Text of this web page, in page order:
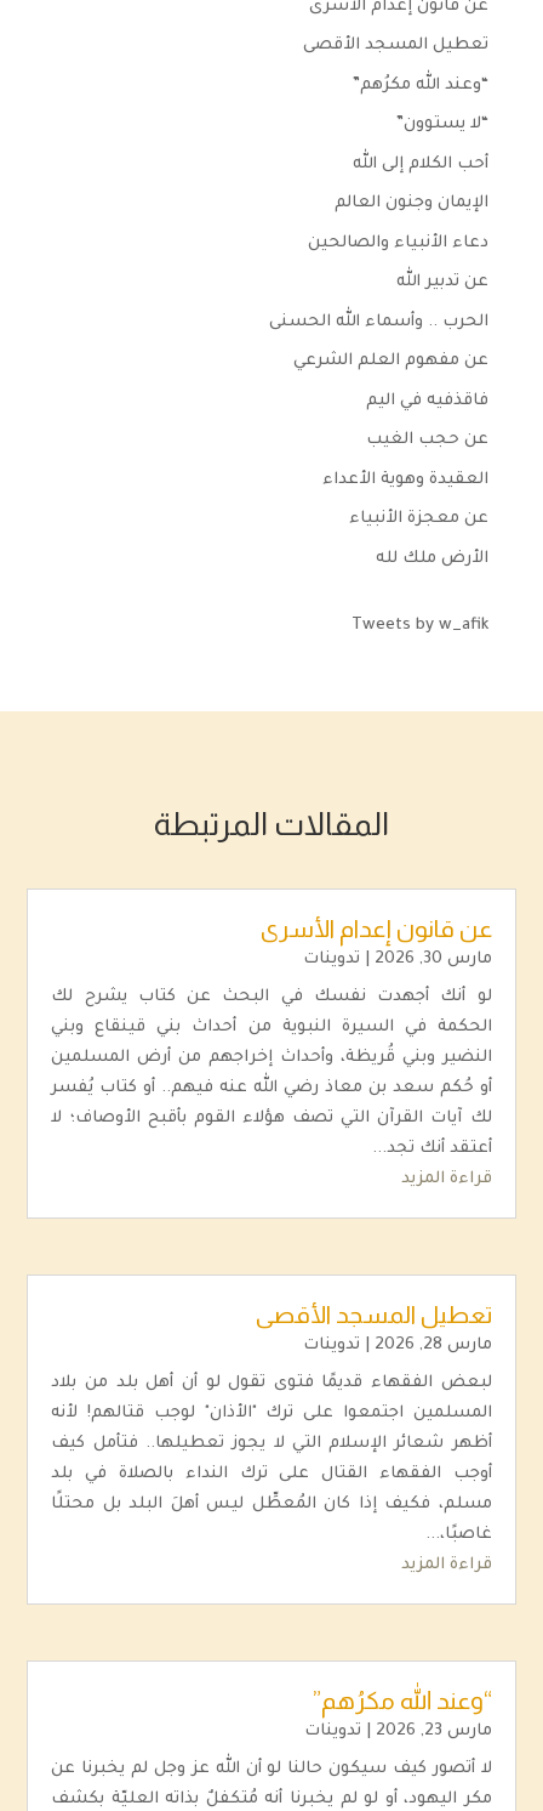
عن قانون إعدام الأسرى
تعطيل المسجد الأقصى
“وعند الله مكرُهم”
“لا يستوون”
أحب الكلام إلى الله
الإيمان وجنون العالم
دعاء الأنبياء والصالحين
عن تدبير الله
الحرب .. وأسماء الله الحسنى
عن مفهوم العلم الشرعي
فاقذفيه في اليم
عن حجب الغيب
العقيدة وهوية الأعداء
عن معجزة الأنبياء
الأرض ملك لله
Tweets by w_afik
المقالات المرتبطة
عن قانون إعدام الأسرى
مارس 30, 2026 تدوينات
لو أنك أجهدت نفسك في البحث عن كتاب يشرح لك
الحكمة في السيرة النبوية من أحداث بني قينقاع وبني
النضير وبني قُريظة، وأحداث إخراجهم من أرض المسلمين
أو حُكم سعد بن معاذ رضي الله عنه فيهم.. أو كتاب يُفسر
لك آيات القرآن التي تصف هؤلاء القوم بأقبح الأوصاف؛ لا
أعتقد أنك تجد...
قراءة المزيد
تعطيل المسجد الأقصى
مارس 28, 2026 تدوينات
لبعض الفقهاء قديمًا فتوى تقول لو أن أهل بلد من بلاد
المسلمين اجتمعوا على ترك "الأذان" لوجب قتالهم! لأنه
أظهر شعائر الإسلام التي لا يجوز تعطيلها.. فتأمل كيف
أوجب الفقهاء القتال على ترك النداء بالصلاة في بلد
مسلم، فكيف إذا كان المُعطِّل ليس أهلَ البلد بل محتلًا
غاصبًا،...
قراءة المزيد
“وعند الله مكرُهم”
مارس 23, 2026 تدوينات
لا أتصور كيف سيكون حالنا لو أن الله عز وجل لم يخبرنا عن
مكر اليهود، أو لو لم يخبرنا أنه مُتكفلٌ بذاته العليّة بكشف